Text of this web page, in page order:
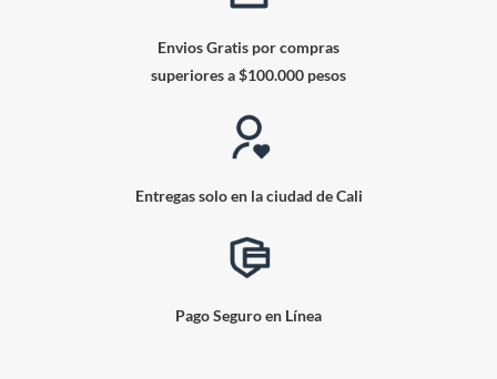
Envios Gratis por compras
superiores a $100.000 pesos
Entregas solo en la ciudad de Cali
Pago Seguro en Línea